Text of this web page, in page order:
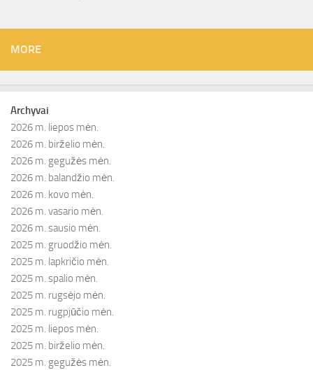
MORE
Archyvai
2026 m. liepos mėn.
2026 m. birželio mėn.
2026 m. gegužės mėn.
2026 m. balandžio mėn.
2026 m. kovo mėn.
2026 m. vasario mėn.
2026 m. sausio mėn.
2025 m. gruodžio mėn.
2025 m. lapkričio mėn.
2025 m. spalio mėn.
2025 m. rugsėjo mėn.
2025 m. rugpjūčio mėn.
2025 m. liepos mėn.
2025 m. birželio mėn.
2025 m. gegužės mėn.